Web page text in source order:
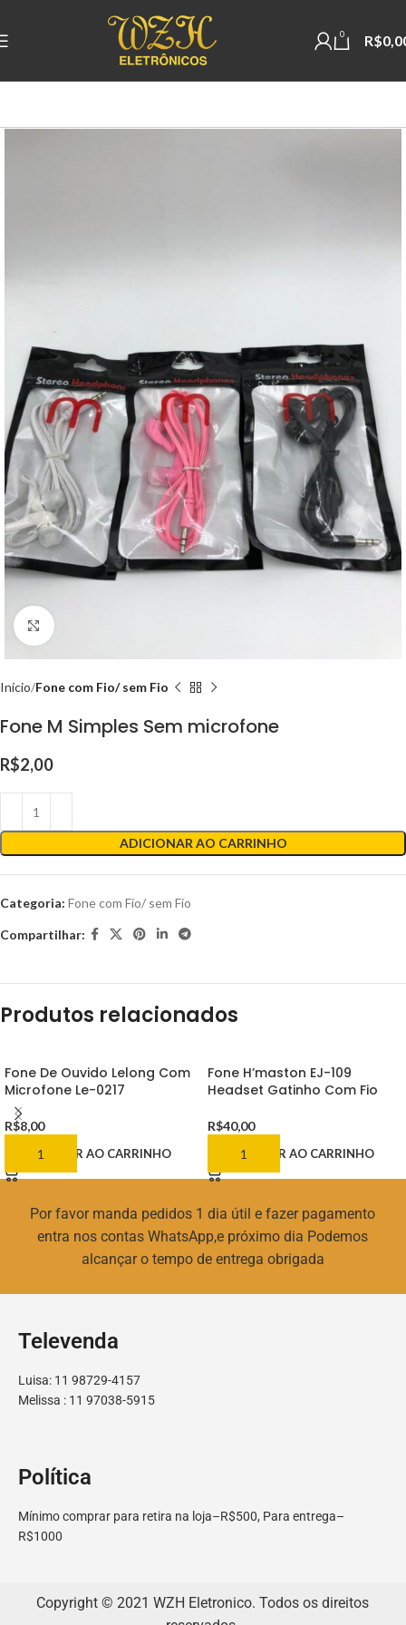
0 R$
Clique para ampliar
Início Fone com Fio/ sem Fio
Fone M Simples Sem microfone
R$2,00
ADICIONAR AO CARRINHO
Categoria: Fone com Fio/ sem Fio
Compartilhar:
Produtos relacionados
Fone De Ouvido Lelong Com
Microfone Le-0217
R$8,00
ADICIONAR AO CARRINHO
Fone H’maston EJ-109
Headset Gatinho Com Fio
R$40,00
ADICIONAR AO CARRINHO
Por favor manda pedidos 1 dia útil e fazer pagamento
entra nos contas WhatsApp,e próximo dia Podemos
alcançar o tempo de entrega obrigada
Televenda
Luisa: 11 98729-4157
Melissa : 11 97038-5915
Política
Mínimo comprar para retira na loja–R$500, Para entrega–
R$1000
Copyright © 2021 WZH Eletronico. Todos os direitos